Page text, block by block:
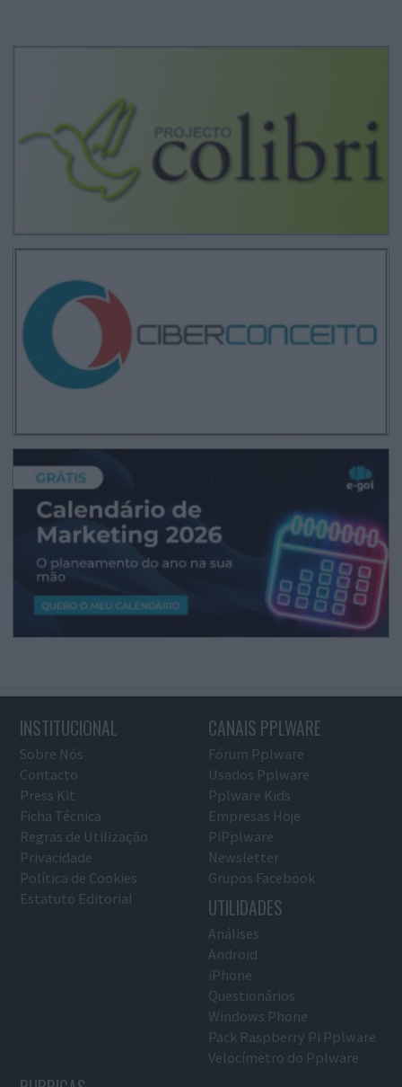
INSTITUCIONAL
Sobre Nós
Contacto
Press Kit
Ficha Técnica
Regras de Utilização
Privacidade
Política de Cookies
Estatuto Editorial
CANAIS PPLWARE
Fórum Pplware
Usados Pplware
Pplware Kids
Empresas Hoje
PiPplware
Newsletter
Grupos Facebook
UTILIDADES
Análises
Android
iPhone
Questionários
Windows Phone
Pack Raspberry Pi Pplware
Velocímetro do Pplware